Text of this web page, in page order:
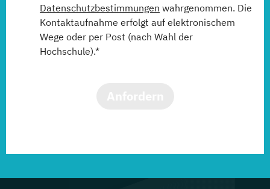
Datenschutzbestimmungen wahrgenommen. Die
Kontaktaufnahme erfolgt auf elektronischem
Wege oder per Post (nach Wahl der
Hochschule).*